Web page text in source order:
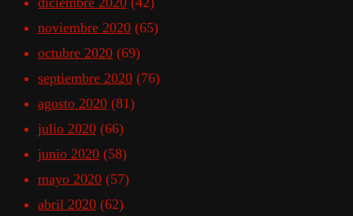
noviembre 2020 (65)
octubre 2020 (69)
septiembre 2020 (76)
agosto 2020 (81)
julio 2020 (66)
junio 2020 (58)
mayo 2020 (57)
abril 2020 (62)